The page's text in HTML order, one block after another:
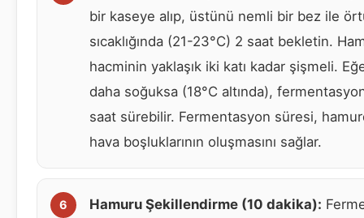
bir kaseye alıp, üstünü nemli bir bez ile
sıcaklığında (21-23°C) 2 saat bekletin.
hacminin yaklaşık iki katı kadar şişmeli.
daha soğuksa (18°C altında),
saat sürebilir. Fermentasyon süresi,
hava boşluklarının oluşmasını sağlar.
Hamuru Şekillendirme (10 dakika):